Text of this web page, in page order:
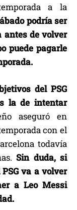
a la
podría ser
antes de volver
puede pagarle
del PSG
la de intentar
aseguró en
con el
todavía
Sin duda, si
va a volver
a Leo Messi